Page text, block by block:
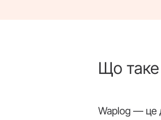
Що
Waplog — це